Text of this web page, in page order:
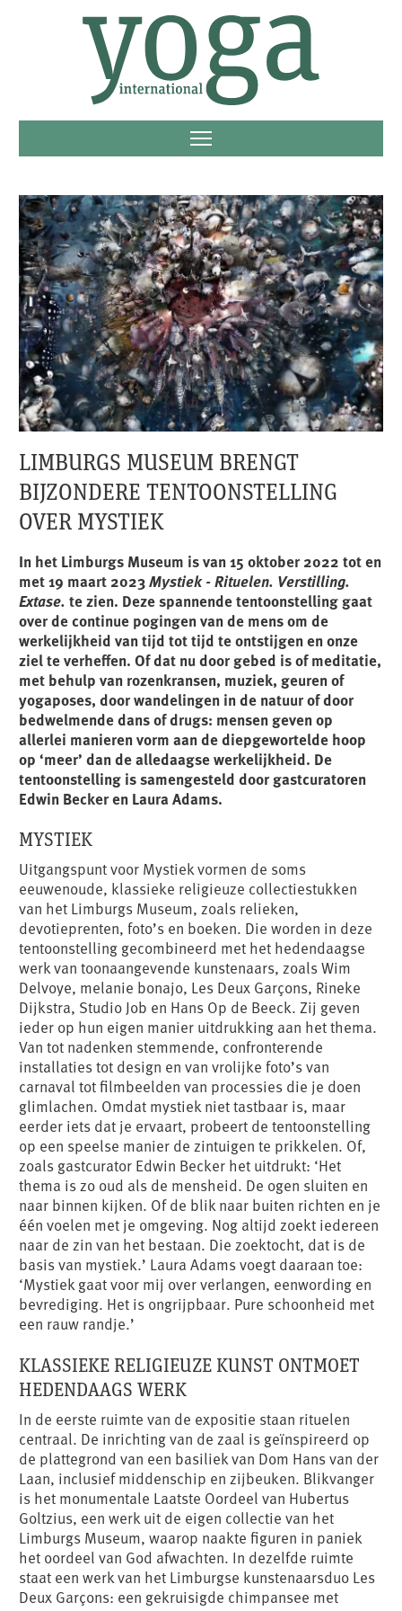
LIMBURGS MUSEUM BRENGT
BIJZONDERE TENTOONSTELLING
OVER MYSTIEK
In het Limburgs Museum is van 15 oktober 2022 tot en
met 19 maart 2023Mystiek - Rituelen. Verstilling.
Extase. te zien. Deze spannende tentoonstelling gaat
over de continue pogingen van de mens om de
werkelijkheid van tijd tot tijd te ontstijgen en onze
ziel te verheffen. Of dat nu door gebed is of meditatie,
met behulp van rozenkransen, muziek, geuren of
yogaposes, door wandelingen in de natuur of door
bedwelmende dans of drugs: mensen geven op
allerlei manieren vorm aan de diepgewortelde hoop
op ‘meer’ dan de alledaagse werkelijkheid. De
tentoonstelling is samengesteld door gastcuratoren
Edwin Becker en Laura Adams.
MYSTIEK
Uitgangspunt voor Mystiek vormen de soms
eeuwenoude, klassieke religieuze collectiestukken
van het Limburgs Museum, zoals relieken,
devotieprenten, foto’s en boeken. Die worden in deze
tentoonstelling gecombineerd met het hedendaagse
werk van toonaangevende kunstenaars, zoals Wim
Delvoye, melanie bonajo, Les Deux Garçons, Rineke
Dijkstra, Studio Job en Hans Op de Beeck. Zij geven
ieder op hun eigen manier uitdrukking aan het thema.
Van tot nadenken stemmende, confronterende
installaties tot design en van vrolijke foto’s van
carnaval tot filmbeelden van processies die je doen
glimlachen. Omdat mystiek niet tastbaar is, maar
eerder iets dat je ervaart, probeert de tentoonstelling
op een speelse manier de zintuigen te prikkelen. Of,
zoals gastcurator Edwin Becker het uitdrukt: ‘Het
thema is zo oud als de mensheid. De ogen sluiten en
naar binnen kijken. Of de blik naar buiten richten en je
één voelen met je omgeving. Nog altijd zoekt iedereen
naar de zin van het bestaan. Die zoektocht, dat is de
basis van mystiek.’ Laura Adams voegt daaraan toe:
‘Mystiek gaat voor mij over verlangen, eenwording en
bevrediging. Het is ongrijpbaar. Pure schoonheid met
een rauw randje.’
KLASSIEKE RELIGIEUZE KUNST ONTMOET
HEDENDAAGS WERK
In de eerste ruimte van de expositie staan rituelen
centraal. De inrichting van de zaal is geïnspireerd op
de plattegrond van een basiliek van Dom Hans van der
Laan, inclusief middenschip en zijbeuken. Blikvanger
is het monumentale Laatste Oordeel van Hubertus
Goltzius, een werk uit de eigen collectie van het
Limburgs Museum, waarop naakte figuren in paniek
het oordeel van God afwachten. In dezelfde ruimte
staat een werk van het Limburgse kunstenaarsduo Les
Deux Garçons: een gekruisigde chimpansee met